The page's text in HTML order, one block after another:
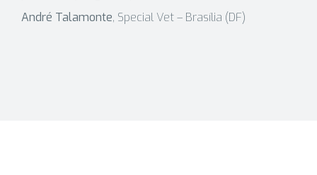
André Talamonte, Special Vet – Brasília (DF)